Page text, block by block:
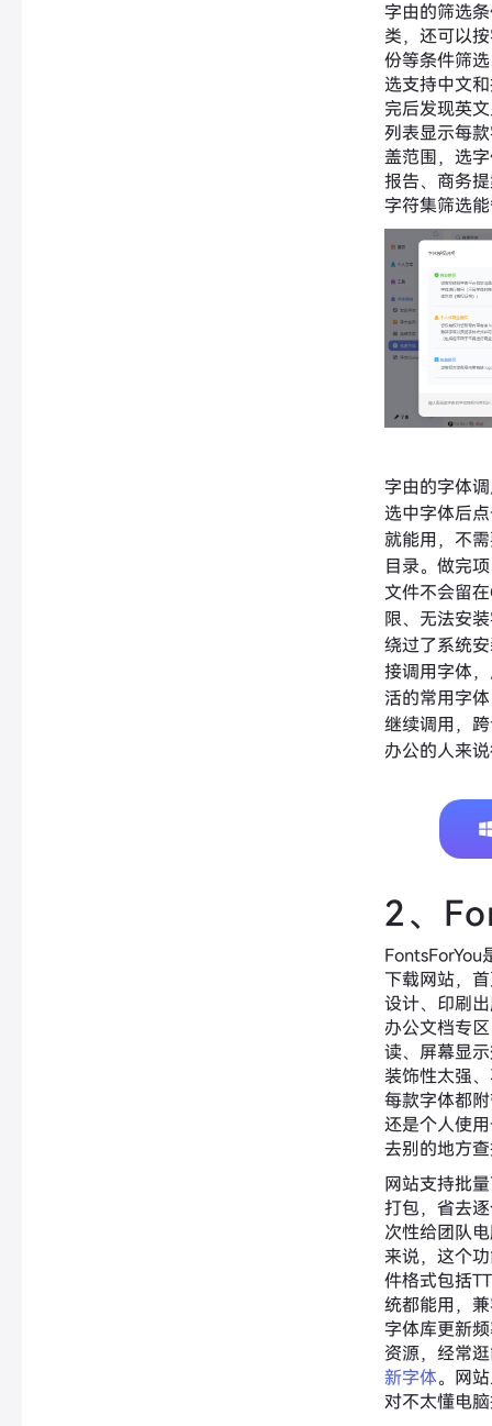
字由的筛选
类，还可以
份等条件筛
选支持中文
完后发现英
列表显示每
盖范围，选
报告、商务
字符集筛选
字由的字体
选中字体后
就能用，不
目录。做完
文件不会留
限、无法安
绕过了系统
接调用字体
活的常用字
继续调用，
办公的人来
2、
FontsForYou
下载网站，
设计、印刷
办公文档专
读、屏幕显
装饰性太强
每款字体都
还是个人使
去别的地方
网站支持批
打包，省去
次性给团队
来说，这个
件格式包括
统都能用，
字体库更新
资源，经常
新字体。网
对不太懂电